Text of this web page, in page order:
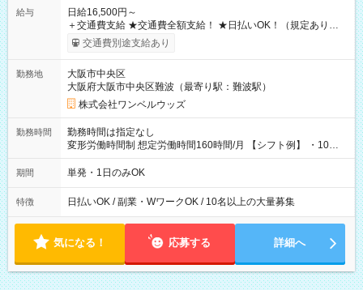
給与
日給16,500円～
＋交通費支給 ★交通費全額支給！ ★日払いOK！（規定あり） ┗
働いたその日に現金GET♪ お仕事後はコンビニATMから 日払
交通費別途支給あり
勤務地
大阪市中央区
大阪府大阪市中央区難波（最寄り駅：難波駅）
株式会社ワンベルウッズ
勤務時間
勤務時間は指定なし
変形労働時間制 想定労働時間160時間/月 【シフト例】 ・10：
00～20：00
期間 単発・1日のみOK
特徴 日払いOK / 副業・WワークOK / 10名以上の大量募集
気になる！ 応募する 詳細へ